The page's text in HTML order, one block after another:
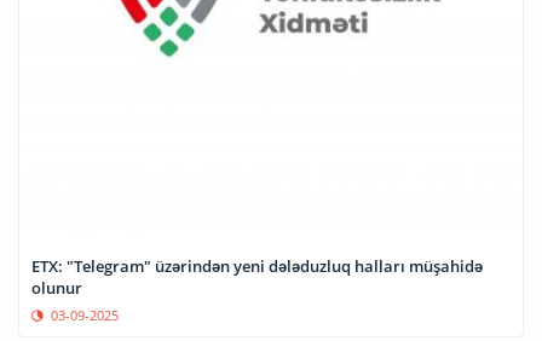
ETX: "Telegram" üzərindən yeni dələduzluq halları müşahidə
olunur
03-09-2025